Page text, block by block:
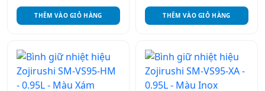
THÊM VÀO GIỎ HÀNG THÊM VÀO GIỎ HÀNG